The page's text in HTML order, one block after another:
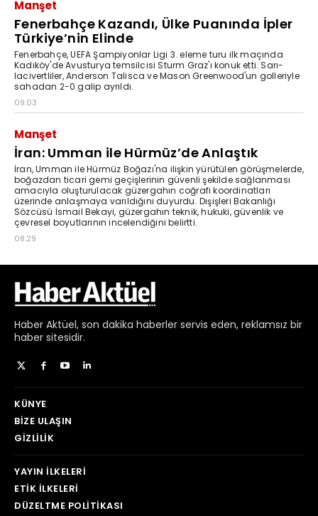
Haber Aktüel, son dakika haberler servis eden, reklamsız bir
haber sitesidir.
KÜNYE
BIZE ULAŞIN
GIZLILIK
YAYIN İLKELERI
ETIK İLKELERI
DÜZELTME POLITIKASI